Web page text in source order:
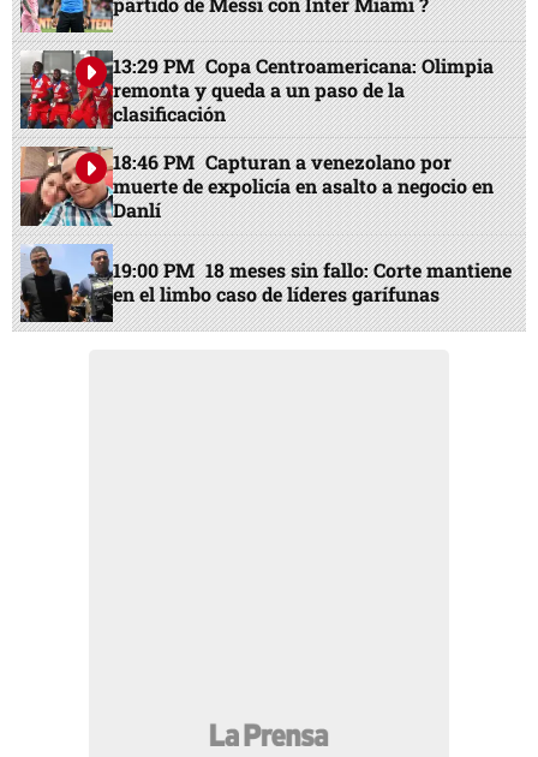
13:29 PM Copa Centroamericana: Olimpia
remonta y queda a un paso de la
clasificación
18:46 PM Capturan a venezolano por
muerte de expolicía en asalto a negocio en
Danlí
19:00 PM 18 meses sin fallo: Corte mantiene
en el limbo caso de líderes garífunas